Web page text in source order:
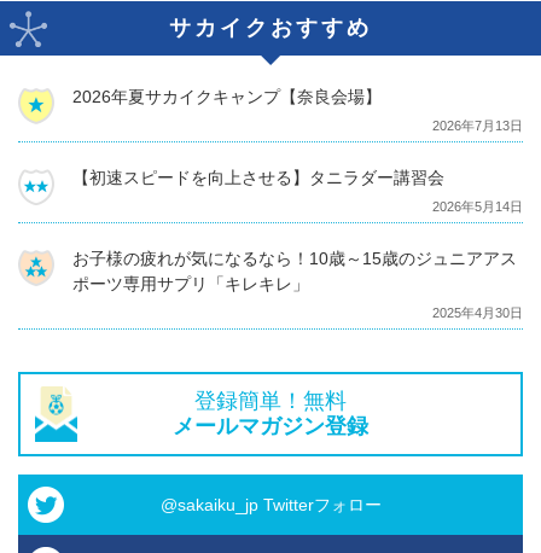
サカイクおすすめ
2026年夏サカイクキャンプ【奈良会場】
2026年7月13日
【初速スピードを向上させる】タニラダー講習会
2026年5月14日
お子様の疲れが気になるなら！10歳～15歳のジュニアアス
ポーツ専用サプリ「キレキレ」
2025年4月30日
登録簡単！無料
メールマガジン登録
@sakaiku_jp Twitterフォロー